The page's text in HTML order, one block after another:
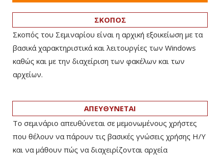
ΣΚΟΠΟΣ
Σκοπός του Σεμιναρίου είναι η αρχική εξοικείωση με τα
βασικά χαρακτηριστικά και λειτουργίες των Windows
καθώς και με την διαχείριση των φακέλων και των
αρχείων.
ΑΠΕΥΘΥΝΕΤΑΙ
Το σεμινάριο απευθύνεται σε μεμονωμένους χρήστες
που θέλουν να πάρουν τις βασικές γνώσεις χρήσης Η/Υ
και να μάθουν πώς να διαχειρίζονται αρχεία